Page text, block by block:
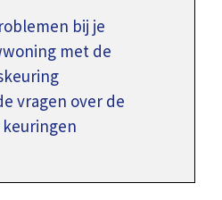
bij je
met de
vragen over de